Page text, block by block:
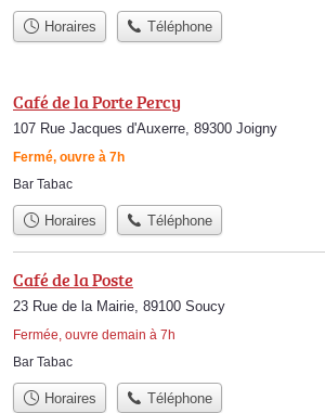
Horaires Téléphone
Café de la Porte Percy
107 Rue Jacques d'Auxerre, 89300 Joigny
Fermé, ouvre à 7h
Bar Tabac
Horaires Téléphone
Café de la Poste
23 Rue de la Mairie, 89100 Soucy
Fermée, ouvre demain à 7h
Bar Tabac
Horaires Téléphone